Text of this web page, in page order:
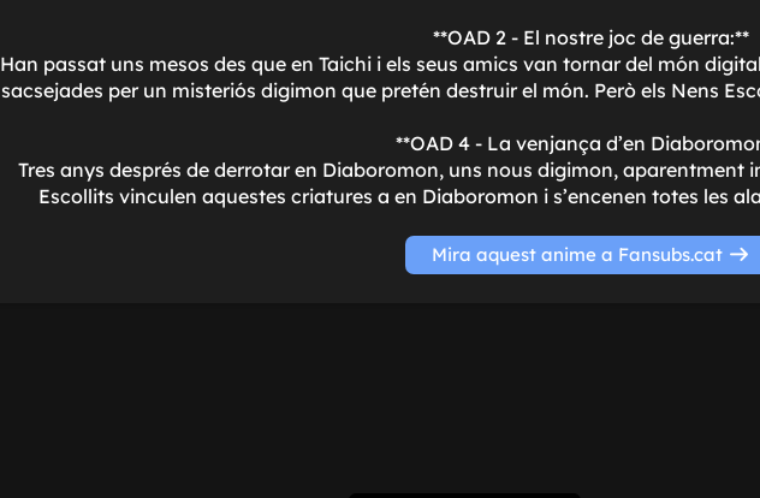
**OAD 2 - El nostre joc de guerra:**
Han passat uns mesos des que en Taichi i els seus amics van tornar del món
sacsejades per un misteriós digimon que pretén destruir el món. Però els Nens
**OAD 4 - La venjança d'en
Tres anys després de derrotar en Diaboromon, uns nous digimon, aparentment
Escollits vinculen aquestes criatures a en Diaboromon i s'encenen totes les
Mira aquest anime a Fansubs.cat